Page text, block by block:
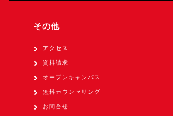
その他
アクセス
資料請求
オープンキャンパス
無料カウンセリング
お問合せ